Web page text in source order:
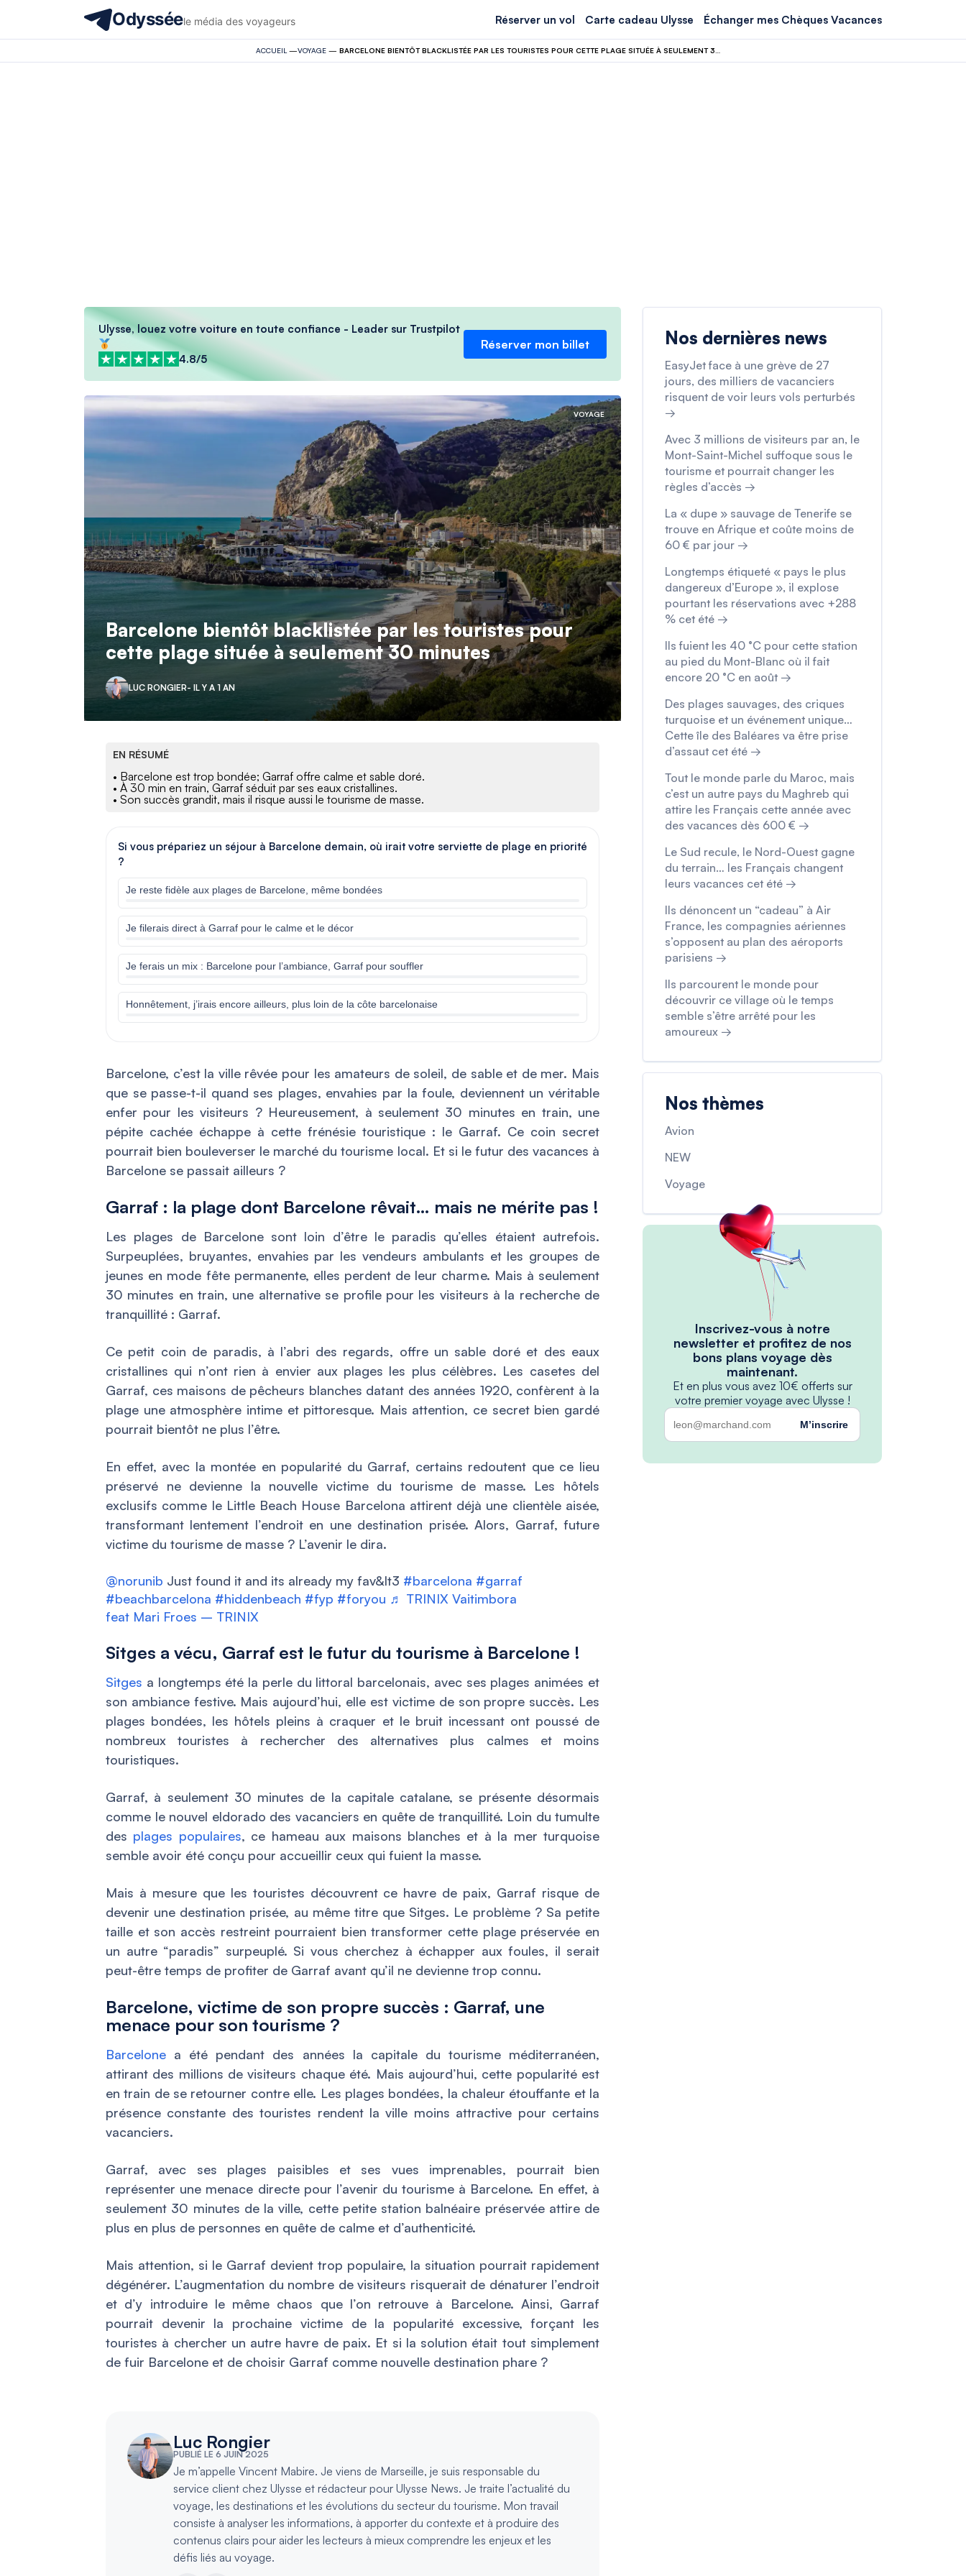
Odysséele média des voyageurs Réserver un vol Carte cadeau Ulysse Échanger mes Chèques Vacances
ACCUEIL —VOYAGE—
Ulysse, louez votre voiture en toute confiance - Leader sur Trustpilot
4.8/5
Réserver mon billet
VOYAGE
Barcelone bientôt blacklistée par les touristes pour
cette plage située à seulement 30 minutes
LUC RONGIER- IL Y A 1 AN
EN RÉSUMÉ
• Barcelone est trop bondée; Garraf offre calme et sable doré.
• À 30 min en train, Garraf séduit par ses eaux cristallines.
• Son succès grandit, mais il risque aussi le tourisme de masse.
Si vous prépariez un séjour à Barcelone demain, où irait votre serviette de plage en priorité
?
Je reste fidèle aux plages de Barcelone, même bondées
Je filerais direct à Garraf pour le calme et le décor
Je ferais un mix : Barcelone pour l’ambiance, Garraf pour souffler
Honnêtement, j’irais encore ailleurs, plus loin de la côte barcelonaise
Barcelone, c’est la ville rêvée pour les amateurs de soleil, de sable et de mer. Mais
que se passe-t-il quand ses plages, envahies par la foule, deviennent un véritable
enfer pour les visiteurs ? Heureusement, à seulement 30 minutes en train, une
pépite cachée échappe à cette frénésie touristique : le Garraf. Ce coin secret
pourrait bien bouleverser le marché du tourisme local. Et si le futur des vacances à
Barcelone se passait ailleurs ?
Garraf : la plage dont Barcelone rêvait… mais ne mérite pas !
Les plages de Barcelone sont loin d’être le paradis qu’elles étaient autrefois.
Surpeuplées, bruyantes, envahies par les vendeurs ambulants et les groupes de
jeunes en mode fête permanente, elles perdent de leur charme. Mais à seulement
30 minutes en train, une alternative se profile pour les visiteurs à la recherche de
tranquillité : Garraf.
Ce petit coin de paradis, à l’abri des regards, offre un sable doré et des eaux
cristallines qui n’ont rien à envier aux plages les plus célèbres. Les casetes del
Garraf, ces maisons de pêcheurs blanches datant des années 1920, confèrent à la
plage une atmosphère intime et pittoresque. Mais attention, ce secret bien gardé
pourrait bientôt ne plus l’être.
En effet, avec la montée en popularité du Garraf, certains redoutent que ce lieu
préservé ne devienne la nouvelle victime du tourisme de masse. Les hôtels
exclusifs comme le Little Beach House Barcelona attirent déjà une clientèle aisée,
transformant lentement l’endroit en une destination prisée. Alors, Garraf, future
victime du tourisme de masse ? L’avenir le dira.
@norunib Just found it and its already my fav&lt3 #barcelona #garraf
#beachbarcelona #hiddenbeach #fyp #foryou ♬ TRINIX Vaitimbora
feat Mari Froes – TRINIX
Sitges a vécu, Garraf est le futur du tourisme à Barcelone !
Sitges a longtemps été la perle du littoral barcelonais, avec ses plages animées et
son ambiance festive. Mais aujourd’hui, elle est victime de son propre succès. Les
plages bondées, les hôtels pleins à craquer et le bruit incessant ont poussé de
nombreux touristes à rechercher des alternatives plus calmes et moins
touristiques.
Garraf, à seulement 30 minutes de la capitale catalane, se présente désormais
comme le nouvel eldorado des vacanciers en quête de tranquillité. Loin du tumulte
des plages populaires, ce hameau aux maisons blanches et à la mer turquoise
semble avoir été conçu pour accueillir ceux qui fuient la masse.
Mais à mesure que les touristes découvrent ce havre de paix, Garraf risque de
devenir une destination prisée, au même titre que Sitges. Le problème ? Sa petite
taille et son accès restreint pourraient bien transformer cette plage préservée en
un autre “paradis” surpeuplé. Si vous cherchez à échapper aux foules, il serait
peut-être temps de profiter de Garraf avant qu’il ne devienne trop connu.
Barcelone, victime de son propre succès : Garraf, une
menace pour son tourisme ?
Barcelone a été pendant des années la capitale du tourisme méditerranéen,
attirant des millions de visiteurs chaque été. Mais aujourd’hui, cette popularité est
en train de se retourner contre elle. Les plages bondées, la chaleur étouffante et la
présence constante des touristes rendent la ville moins attractive pour certains
vacanciers.
Garraf, avec ses plages paisibles et ses vues imprenables, pourrait bien
représenter une menace directe pour l’avenir du tourisme à Barcelone. En effet, à
seulement 30 minutes de la ville, cette petite station balnéaire préservée attire de
plus en plus de personnes en quête de calme et d’authenticité.
Mais attention, si le Garraf devient trop populaire, la situation pourrait rapidement
dégénérer. L’augmentation du nombre de visiteurs risquerait de dénaturer l’endroit
et d’y introduire le même chaos que l’on retrouve à Barcelone. Ainsi, Garraf
pourrait devenir la prochaine victime de la popularité excessive, forçant les
touristes à chercher un autre havre de paix. Et si la solution était tout simplement
de fuir Barcelone et de choisir Garraf comme nouvelle destination phare ?
Luc Rongier
PUBLIÉ LE 6 JUIN 2025
Je m’appelle Vincent Mabire. Je viens de Marseille, je suis responsable du
service client chez Ulysse et rédacteur pour Ulysse News. Je traite l’actualité du
voyage, les destinations et les évolutions du secteur du tourisme. Mon travail
consiste à analyser les informations, à apporter du contexte et à produire des
contenus clairs pour aider les lecteurs à mieux comprendre les enjeux et les
défis liés au voyage.
Nos dernières news
EasyJet face à une grève de 27
jours, des milliers de vacanciers
risquent de voir leurs vols perturbés
→
Avec 3 millions de visiteurs par an, le
Mont-Saint-Michel suffoque sous le
tourisme et pourrait changer les
règles d’accès →
La « dupe » sauvage de Tenerife se
trouve en Afrique et coûte moins de
60 € par jour →
Longtemps étiqueté « pays le plus
dangereux d’Europe », il explose
pourtant les réservations avec +288
% cet été →
Ils fuient les 40 °C pour cette station
au pied du Mont-Blanc où il fait
encore 20 °C en août →
Des plages sauvages, des criques
turquoise et un événement unique…
Cette île des Baléares va être prise
d’assaut cet été →
Tout le monde parle du Maroc, mais
c’est un autre pays du Maghreb qui
attire les Français cette année avec
des vacances dès 600 € →
Le Sud recule, le Nord-Ouest gagne
du terrain… les Français changent
leurs vacances cet été →
Ils dénoncent un “cadeau” à Air
France, les compagnies aériennes
s’opposent au plan des aéroports
parisiens →
Ils parcourent le monde pour
découvrir ce village où le temps
semble s’être arrêté pour les
amoureux →
Nos thèmes
Avion
NEW
Voyage
Inscrivez-vous à notre
newsletter et profitez de nos
bons plans voyage dès
maintenant.
Et en plus vous avez 10€ offerts sur
votre premier voyage avec Ulysse !
M’inscrire